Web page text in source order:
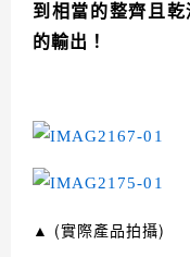
到相當的整齊且
的輸出！
▲ (實際產品拍攝)